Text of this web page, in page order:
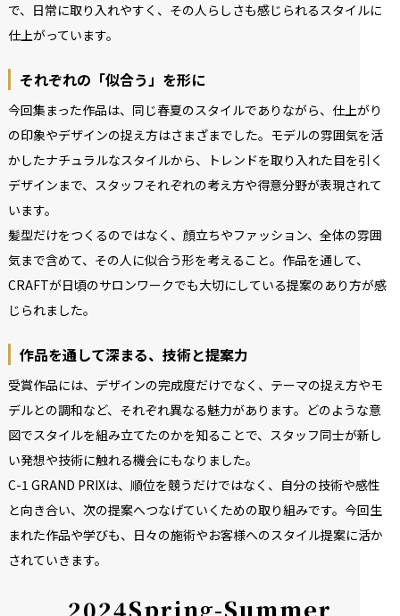
で、日常に取り入れやすく、その人らしさも感じられるスタイルに
仕上がっています。
それぞれの「似合う」を形に
今回集まった作品は、同じ春夏のスタイルでありながら、仕上がり
の印象やデザインの捉え方はさまざまでした。モデルの雰囲気を活
かしたナチュラルなスタイルから、トレンドを取り入れた目を引く
デザインまで、スタッフそれぞれの考え方や得意分野が表現されて
います。
髪型だけをつくるのではなく、顔立ちやファッション、全体の雰囲
気まで含めて、その人に似合う形を考えること。作品を通して、
CRAFTが日頃のサロンワークでも大切にしている提案のあり方が感
じられました。
作品を通して深まる、技術と提案力
受賞作品には、デザインの完成度だけでなく、テーマの捉え方やモ
デルとの調和など、それぞれ異なる魅力があります。どのような意
図でスタイルを組み立てたのかを知ることで、スタッフ同士が新し
い発想や技術に触れる機会にもなりました。
C-1 GRAND PRIXは、順位を競うだけではなく、自分の技術や感性
と向き合い、次の提案へつなげていくための取り組みです。今回生
まれた作品や学びも、日々の施術やお客様へのスタイル提案に活か
されていきます。
2024Spring-Summer